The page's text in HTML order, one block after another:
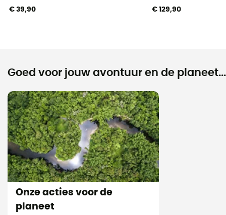
€ 39,90 € 129,90
Goed voor jouw avontuur en de planeet...
Onze acties voor de
planeet